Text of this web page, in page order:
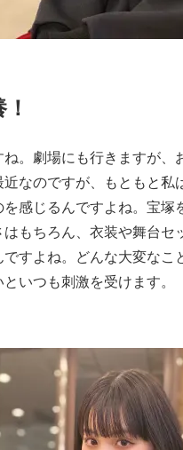
。劇場にも行きますが、
なのですが、もともと
感じるんですよね。宝塚
もちろん、衣装や舞台
すよね。どんな大変な
いつも刺激を受けます。